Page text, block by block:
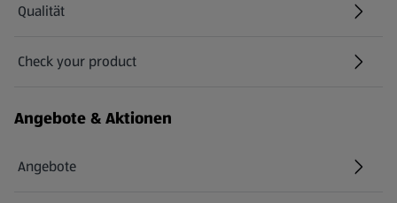
Qualität
Check your product
(öffnet in einem neuen Tab)
Angebote & Aktionen
Angebote